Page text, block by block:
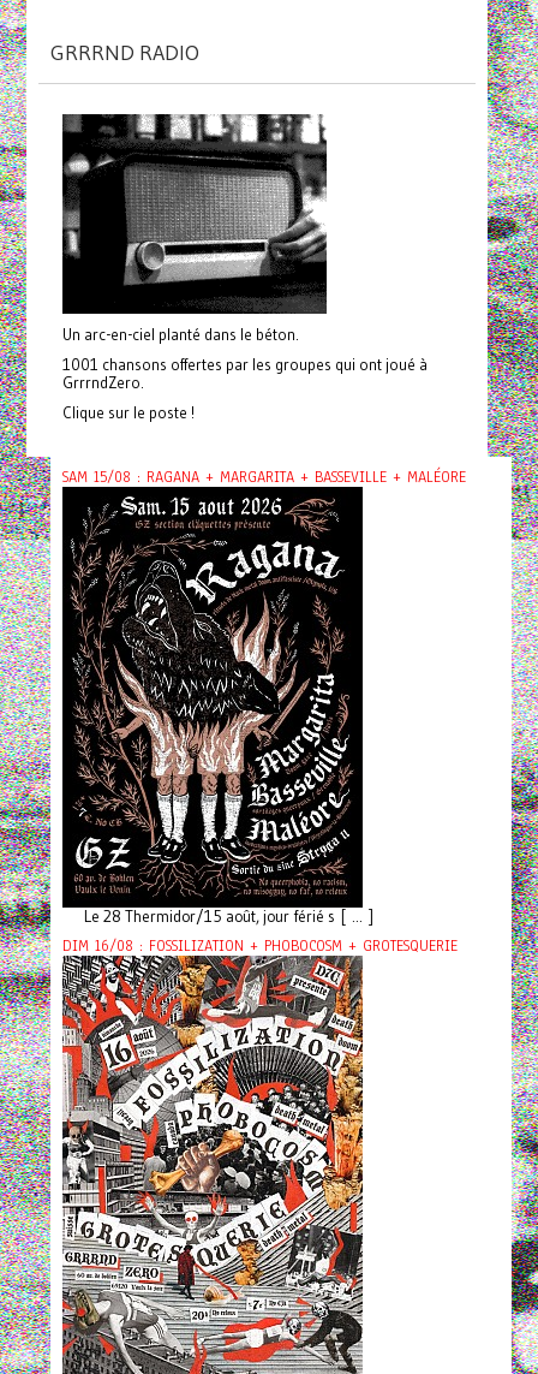
GRRRND RADIO
Un arc-en-ciel planté dans le béton.
1001 chansons offertes par les groupes qui ont joué à
GrrrndZero.
Clique sur le poste !
SAM 15/08 : RAGANA + MARGARITA + BASSEVILLE + MALÉORE
Le 28 Thermidor/15 août, jour férié s [ ... ]
DIM 16/08 : FOSSILIZATION + PHOBOCOSM + GROTESQUERIE